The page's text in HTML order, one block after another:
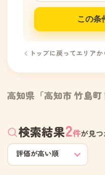
この条
トップに戻ってエリア
高知県「高知市 竹島
検索結果2件が見